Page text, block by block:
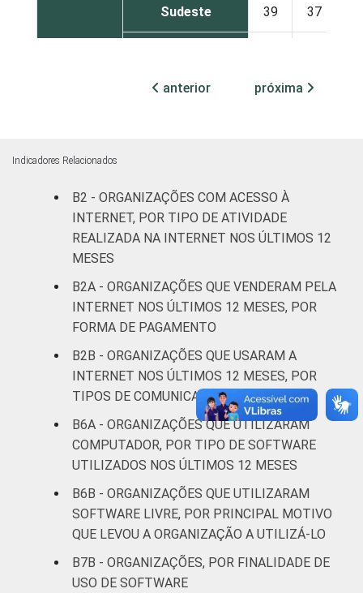
Sudeste 39 37
Centro-Oeste 56 30
Cultura e
recreação
41
pesquisa
67 27
Desenvolvimento
e defesa de
direitos
36
Religião 24 54
Saúde e
assistência
social
63
Habitação e
meio ambiente
41 27
Outros
anterior próxima
Indicadores Relacionados
B2 - ORGANIZAÇÕES COM ACESSO À
INTERNET, POR TIPO DE ATIVIDADE
REALIZADA NA INTERNET NOS ÚLTIMOS 12
MESES
B2A - ORGANIZAÇÕES QUE VENDERAM PELA
INTERNET NOS ÚLTIMOS 12 MESES, POR
FORMA DE PAGAMENTO
B2B - ORGANIZAÇÕES QUE USARAM A
INTERNET NOS ÚLTIMOS 12 MESES, POR
TIPOS DE COMUNICAÇÃO
B6A - ORGANIZAÇÕES QUE UTILIZARAM
COMPUTADOR, POR TIPO DE SOFTWARE
UTILIZADOS NOS ÚLTIMOS 12 MESES
B6B - ORGANIZAÇÕES QUE UTILIZARAM
SOFTWARE LIVRE, POR PRINCIPAL MOTIVO
QUE LEVOU A ORGANIZAÇÃO A UTILIZÁ-LO
B7B - ORGANIZAÇÕES, POR FINALIDADE DE
USO DE SOFTWARE